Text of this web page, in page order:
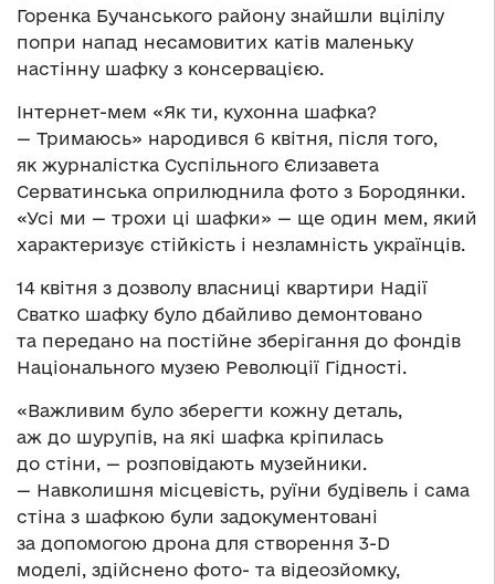
Горенка Бучанського району знайшли вцілілу
попри напад несамовитих катів маленьку
настінну шафку з консервацією.
Інтернет-мем «Як ти, кухонна шафка?
— Тримаюсь» народився 6 квітня, після того,
як журналістка Суспільного Єлизавета
Серватинська оприлюднила фото з Бородянки.
«Усі ми — трохи ці шафки» — ще один мем, який
характеризує стійкість і незламність українців.
14 квітня з дозволу власниці квартири Надії
Сватко шафку було дбайливо демонтовано
та передано на постійне зберігання до фондів
Національного музею Революції Гідності.
«Важливим було зберегти кожну деталь,
аж до шурупів, на які шафка кріпилась
до стіни, — розповідають музейники.
— Навколишня місцевість, руїни будівель і сама
стіна з шафкою були задокументовані
за допомогою дрона для створення 3-D
моделі, здійснено фото- та відеозйомку,